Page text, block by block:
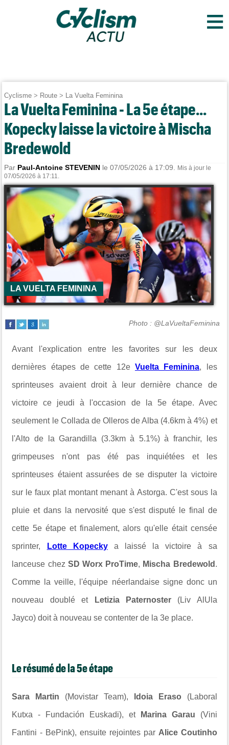
≡
Cyclisme > Route > La Vuelta Feminina
La Vuelta Feminina - La 5e étape...
Kopecky laisse la victoire à Mischa
Bredewold
Par Paul-Antoine STEVENIN le 07/05/2026 à 17:09.
Mis à jour le
07/05/2026 à 17:11.
LA VUELTA FEMININA
Photo : @LaVueltaFeminina
Avant l'explication entre les favorites sur les deux
dernières étapes de cette 12e Vuelta Feminina, les
sprinteuses avaient droit à leur dernière chance de
victoire ce jeudi à l'occasion de la 5e étape. Avec
seulement le Collada de Olleros de Alba (4.6km à 4%) et
l'Alto de la Garandilla (3.3km à 5.1%) à franchir, les
grimpeuses n'ont pas été pas inquiétées et les
sprinteuses étaient assurées de se disputer la victoire
sur le faux plat montant menant à Astorga. C'est sous la
pluie et dans la nervosité que s'est disputé le final de
cette 5e étape et finalement, alors qu'elle était censée
sprinter, Lotte Kopecky a laissé la victoire à sa
lanceuse chez SD Worx ProTime, Mischa Bredewold .
Comme la veille, l'équipe néerlandaise signe donc un
nouveau doublé et Letizia Paternoster (Liv AlUla
Jayco) doit à nouveau se contenter de la 3e place.
Le résumé de la 5e étape
Sara Martin (Movistar Team), Idoia Eraso (Laboral
Kutxa - Fundación Euskadi), et Marina Garau (Vini
Fantini - BePink), ensuite rejointes par Alice Coutinho